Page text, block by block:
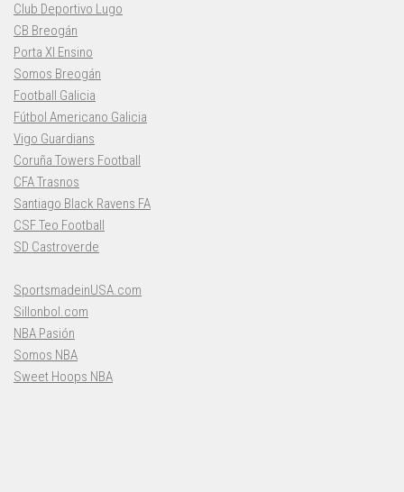
Club Deportivo Lugo
CB Breogán
Porta XI Ensino
Somos Breogán
Football Galicia
Fútbol Americano Galicia
Vigo Guardians
Coruña Towers Football
CFA Trasnos
Santiago Black Ravens FA
CSF Teo Football
SD Castroverde
SportsmadeinUSA.com
Sillonbol.com
NBA Pasión
Somos NBA
Sweet Hoops NBA